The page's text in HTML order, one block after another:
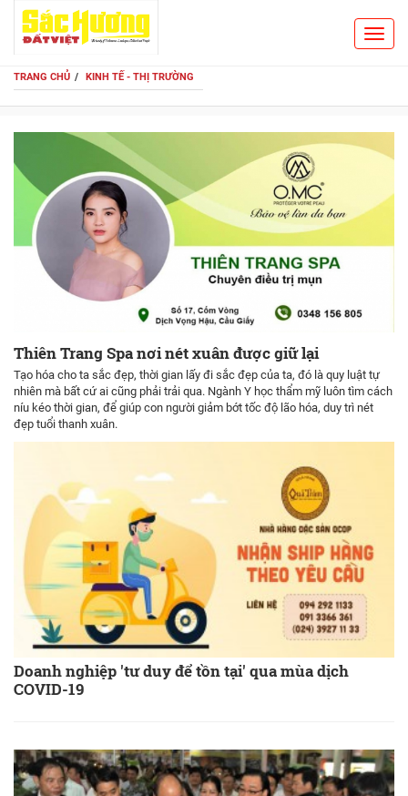
TRANG CHỦ KINH TẾ - THỊ TRƯỜNG
Thiên Trang Spa nơi nét xuân được giữ lại
Tạo hóa cho ta sắc đẹp, thời gian lấy đi sắc đẹp của ta, đó là quy luật tự
nhiên mà bất cứ ai cũng phải trải qua. Ngành Y học thẩm mỹ luôn tìm cách
níu kéo thời gian, để giúp con người giảm bớt tốc độ lão hóa, duy trì nét
đẹp tuổi thanh xuân.
Doanh nghiệp 'tư duy để tồn tại' qua mùa dịch
COVID-19